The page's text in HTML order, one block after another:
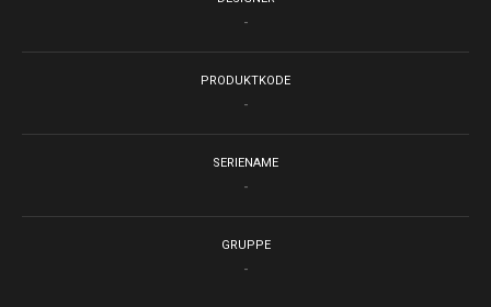
-
PRODUKTKODE
-
SERIENAME
-
GRUPPE
-